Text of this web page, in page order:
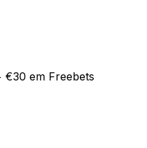
€30 em Freebets